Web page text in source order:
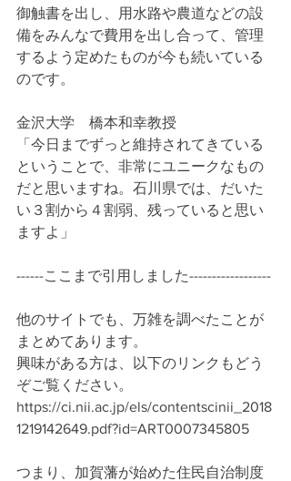
御触書を出し、用水路や農道などの設
備をみんなで費用を出し合って、管理
するよう定めたものが今も続いている
のです。
金沢大学　橋本和幸教授
「今日までずっと維持されてきている
ということで、非常にユニークなもの
だと思いますね。石川県では、だいた
い３割から４割弱、残っていると思い
ますよ」
------ここまで引用しました------------------
他のサイトでも、万雑を調べたことが
まとめてあります。
興味がある方は、以下のリンクもどう
ぞご覧ください。
https://ci.nii.ac.jp/els/contentscinii_2018
1219142649.pdf?id=ART0007345805
つまり、加賀藩が始めた住民自治制度